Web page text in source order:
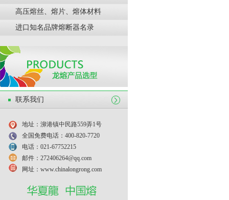
高压熔丝、熔片、熔体材料
进口知名品牌熔断器名录
联系我们
地址：泖港镇中民路559弄1号
全国免费电话：400-820-7720
电话：021-67752215
邮件：272406264@qq.com
网址：www.chinalongrong.com